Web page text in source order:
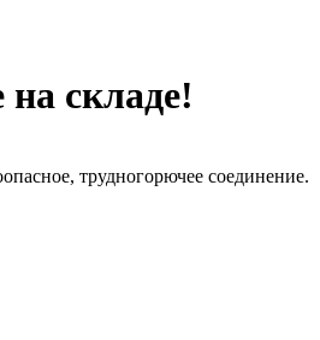
складе!
трудногорючее соединение.